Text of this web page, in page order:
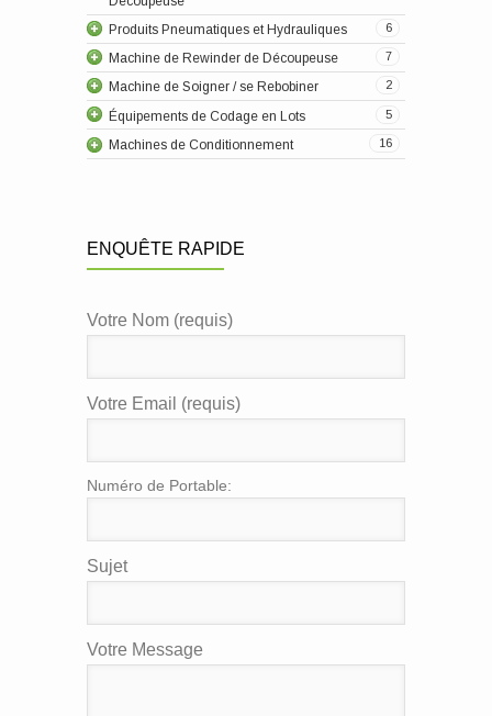
6
Produits Pneumatiques et Hydrauliques
Tuyau d’air / Oléoduc
7
Machine de Rewinder de Découpeuse
Papier Aluminium
Machine de Rewinder de Découpeuse
d’inspection
2
Machine de Soigner / se Rebobiner
Bobinier Rewinder Pour le Codeur de jet
D’encre
Machine d’inspection
5
Équipements de Codage en Lots
Convoyeur
Imprimante à jet D'encre
Machine de Distribution de Label / Poche /
Carton
L'autre équipement
16
Machines de Conditionnement
Machine D’emballage de Porte
Cerclage de L’outil
Arme à feu de Colle
Scelleur Supérieur
Façonnage Remplissage Soudure
ENQUÊTE RAPIDE
Votre Nom (requis)
Votre Email (requis)
Numéro de Portable:
Sujet
Votre Message